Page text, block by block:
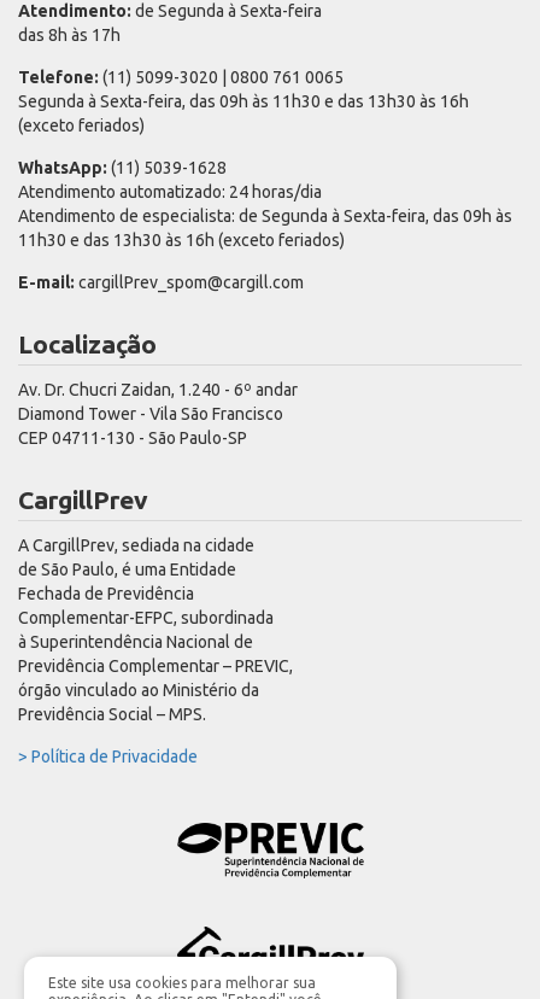
Atendimento: de Segunda à Sexta-feira
das 8h às 17h
Telefone: (11) 5099-3020 | 0800 761 0065
Segunda à Sexta-feira, das 09h às 11h30 e das 13h30 às 16h
(exceto feriados)
WhatsApp: (11) 5039-1628
Atendimento automatizado: 24 horas/dia
Atendimento de especialista: de Segunda à Sexta-feira, das 09h às
11h30 e das 13h30 às 16h (exceto feriados)
E-mail: cargillPrev_spom@cargill.com
Localização
Av. Dr. Chucri Zaidan, 1.240 - 6º andar
Diamond Tower - Vila São Francisco
CEP 04711-130 - São Paulo-SP
CargillPrev
A CargillPrev, sediada na cidade
de São Paulo, é uma Entidade
Fechada de Previdência
Complementar-EFPC, subordinada
à Superintendência Nacional de
Previdência Complementar – PREVIC,
órgão vinculado ao Ministério da
Previdência Social – MPS.
> Política de Privacidade
Este site usa cookies para melhorar sua